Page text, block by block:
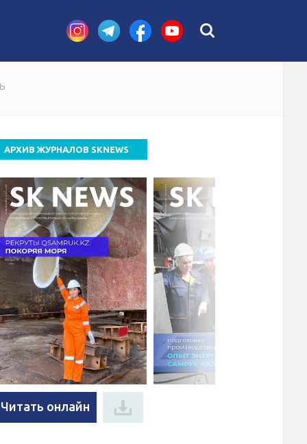
директоров QazaqGaz
АРХИВ ЖУРНАЛОВ SKNEWS
Читать онлайн